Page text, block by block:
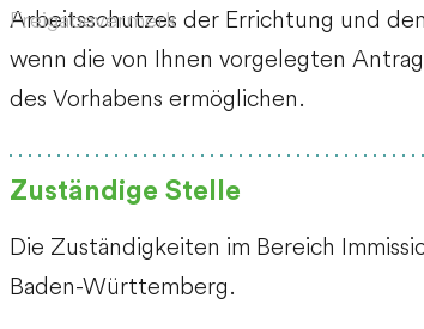
Freigabevermerk
Arbeitsschutzes der Errichtung und
wenn die von Ihnen vorgelegten
des Vorhabens ermöglichen.
Zuständige Stelle
Die Zuständigkeiten im Bereich
Baden-Württemberg.